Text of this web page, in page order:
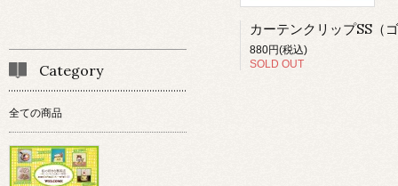
880円(税込)
SOLD OUT
Category
全ての商品